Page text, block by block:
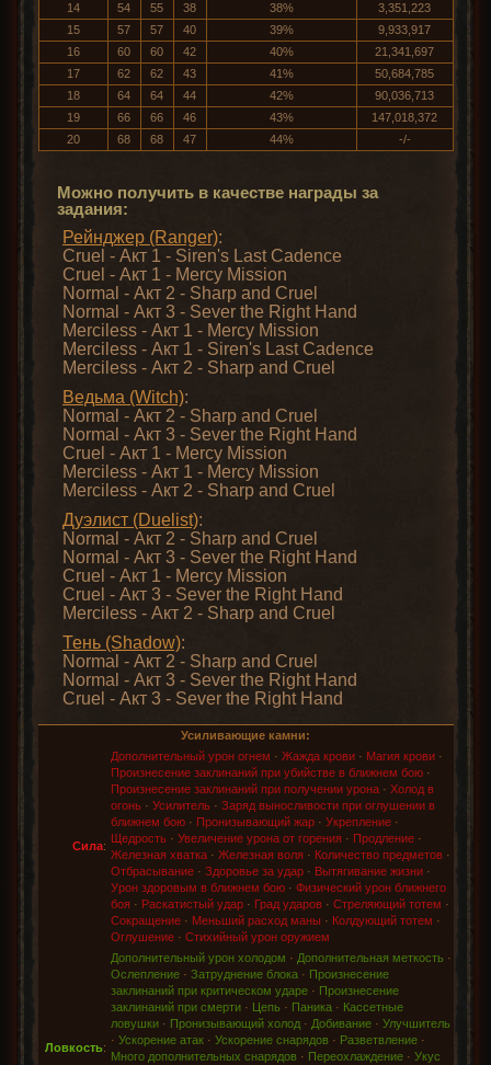
14
54 55 38 38%
3,351,223
15
57 57 40 39%
9,933,917
16
60 60 42 40%
21,341,697
17
62 62 43 41%
50,684,785
18
64 64 44 42%
90,036,713
19
66 66 46 43%
147,018,372
20
68 68 47 44% -/-
Можно получить в качестве награды за
задания:
Рейнджер (Ranger):
Cruel - Акт 1 - Siren's Last Cadence
Cruel - Акт 1 - Mercy Mission
Normal - Акт 2 - Sharp and Cruel
Normal - Акт 3 - Sever the Right Hand
Merciless - Акт 1 - Mercy Mission
Merciless - Акт 1 - Siren's Last Cadence
Merciless - Акт 2 - Sharp and Cruel
Ведьма (Witch):
Normal - Акт 2 - Sharp and Cruel
Normal - Акт 3 - Sever the Right Hand
Cruel - Акт 1 - Mercy Mission
Merciless - Акт 1 - Mercy Mission
Merciless - Акт 2 - Sharp and Cruel
Дуэлист (Duelist):
Normal - Акт 2 - Sharp and Cruel
Normal - Акт 3 - Sever the Right Hand
Cruel - Акт 1 - Mercy Mission
Cruel - Акт 3 - Sever the Right Hand
Merciless - Акт 2 - Sharp and Cruel
Тень (Shadow):
Normal - Акт 2 - Sharp and Cruel
Normal - Акт 3 - Sever the Right Hand
Cruel - Акт 3 - Sever the Right Hand
Усиливающие камни:
Сила:
Дополнительный урон огнем · Жажда крови· Магия крови·
Произнесение заклинаний при убийстве в ближнем бою·
Произнесение заклинаний при получении урона· Холод в
огонь· Усилитель· Заряд выносливости при оглушении в
ближнем бою· Пронизывающий жар· Укрепление·
Щедрость· Увеличение урона от горения· Продление·
Железная хватка· Железная воля· Количество предметов·
Отбрасывание· Здоровье за удар· Вытягивание жизни·
Урон здоровым в ближнем бою· Физический урон ближнего
боя· Раскатистый удар· Град ударов· Стреляющий тотем ·
Сокращение· Меньший расход маны · Колдующий тотем ·
Оглушение· Стихийный урон оружием
Ловкость:
Дополнительный урон холодом · Дополнительная меткость ·
Ослепление· Затруднение блока· Произнесение
заклинаний при критическом ударе· Произнесение
заклинаний при смерти· Цепь · Паника· Кассетные
ловушки· Пронизывающий холод· Добивание· Улучшитель
· Ускорение атак· Ускорение снарядов· Разветвление·
Много дополнительных снарядов· Переохлаждение· Укус